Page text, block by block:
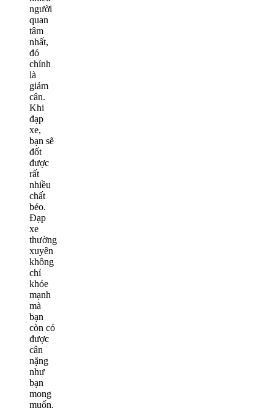
người
quan
tâm
nhất,
đó
chính
là
giảm
cân.
Khi
đạp
xe,
bạn sẽ
đốt
được
rất
nhiều
chất
béo.
Đạp
xe
thường
xuyên
không
chỉ
khỏe
mạnh
mà
bạn
còn có
được
cân
nặng
như
bạn
mong
muốn.